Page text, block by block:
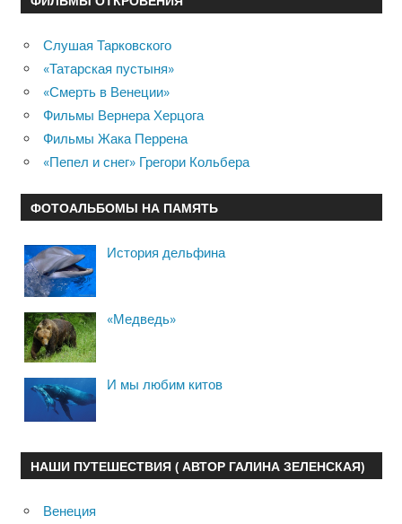
Слушая Тарковского
«Татарская пустыня»
«Смерть в Венеции»
Фильмы Вернера Херцога
Фильмы Жака Перрена
«Пепел и снег» Грегори Кольбера
ФОТОАЛЬБОМЫ НА ПАМЯТЬ
История дельфина
«Медведь»
И мы любим китов
НАШИ ПУТЕШЕСТВИЯ ( АВТОР ГАЛИНА ЗЕЛЕНСКАЯ)
Венеция